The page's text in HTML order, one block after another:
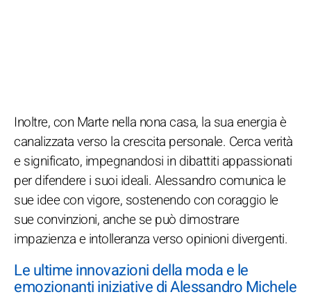
Inoltre, con Marte nella nona casa, la sua energia è
canalizzata verso la crescita personale. Cerca verità
e significato, impegnandosi in dibattiti appassionati
per difendere i suoi ideali. Alessandro comunica le
sue idee con vigore, sostenendo con coraggio le
sue convinzioni, anche se può dimostrare
impazienza e intolleranza verso opinioni divergenti.
Le ultime innovazioni della moda e le
emozionanti iniziative di Alessandro Michele